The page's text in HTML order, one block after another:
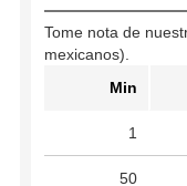
Tome nota de
mexicanos).
Min
1
50